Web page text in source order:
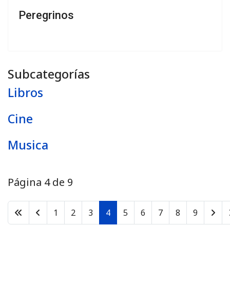
Peregrinos
Subcategorías
Libros
Cine
Musica
Página 4 de 9
1 2 3 4 5 6 7 8 9